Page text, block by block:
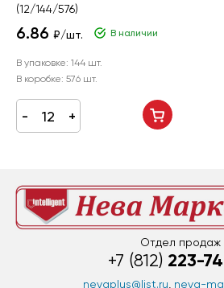
(12/144/576)
6.86 ₽/шт. В наличии
В упаковке: 144 шт.
В коробке: 576 шт.
Отдел продаж
+7 (812) 223-
nevaplus@list.ru neva-